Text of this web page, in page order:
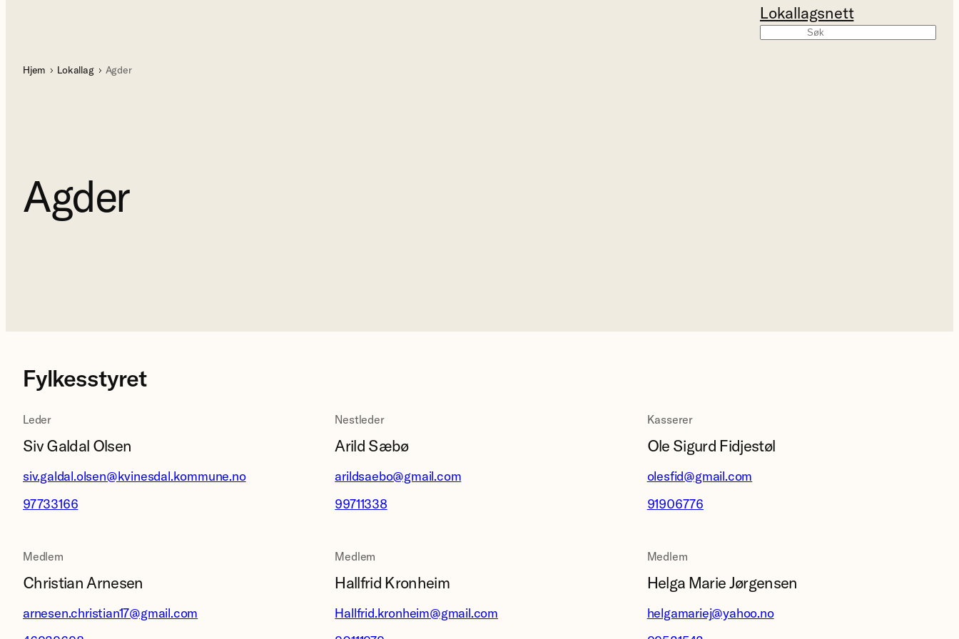
Lokallagsnett
Hjem Lokallag Agder
Agder
Fylkesstyret
Leder
Siv Galdal Olsen
siv.galdal.olsen@kvinesdal.kommune.no
97733166
Nestleder
Arild Sæbø
arildsaebo@gmail.com
99711338
Kasserer
Ole Sigurd Fidjestøl
olesfid@gmail.com
91906776
Medlem
Christian Arnesen
arnesen.christian17@gmail.com
Medlem
Hallfrid Kronheim
Hallfrid.kronheim@gmail.com
Medlem
Helga Marie Jørgensen
helgamariej@yahoo.no